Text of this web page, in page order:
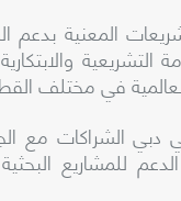
المعنية بدعم
في مختلف
الشراكات مع
للمشاريع